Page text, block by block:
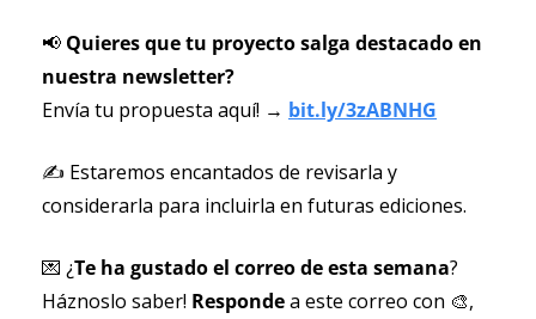
📢 Quieres que tu proyecto salga destacado en
nuestra newsletter?
Envía tu propuesta aquí! → bit.ly/3zABNHG
✍️ Estaremos encantados de revisarla y
considerarla para incluirla en futuras ediciones.
💌 ¿Te ha gustado el correo de esta semana?
Háznoslo saber! Responde a este correo con 🎨